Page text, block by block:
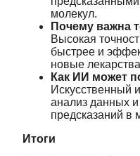
молекул.
Почему важна
Высокая
быстрее и
новые
Как ИИ может
Искусственный
анализ данных и
предсказаний в
Итоги